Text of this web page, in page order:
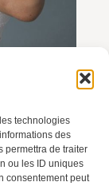
technologies
des
permettra de traiter
ou les ID uniques
consentement peut